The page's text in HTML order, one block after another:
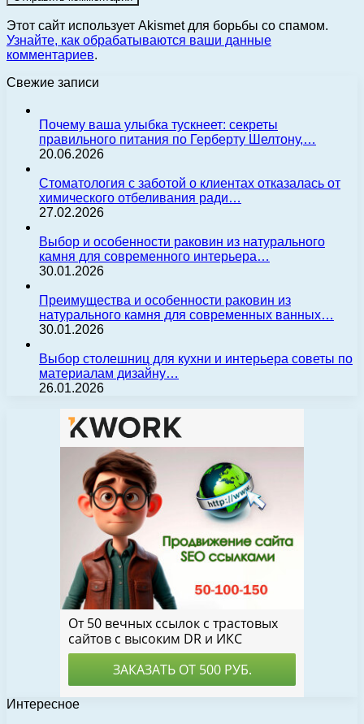
Этот сайт использует Akismet для борьбы со спамом.
Узнайте, как обрабатываются ваши данные
комментариев.
Свежие записи
Почему ваша улыбка тускнеет: секреты
правильного питания по Герберту Шелтону,…
20.06.2026
Стоматология с заботой о клиентах отказалась от
химического отбеливания ради…
27.02.2026
Выбор и особенности раковин из натурального
камня для современного интерьера…
30.01.2026
Преимущества и особенности раковин из
натурального камня для современных ванных…
30.01.2026
Выбор столешниц для кухни и интерьера советы по
материалам дизайну…
26.01.2026
Интересное